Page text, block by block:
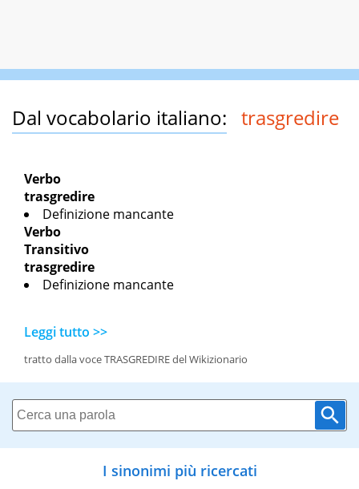
Dal vocabolario italiano: trasgredire
Verbo
trasgredire
Definizione mancante
Verbo
Transitivo
trasgredire
Definizione mancante
Leggi tutto >>
tratto dalla voce TRASGREDIRE del Wikizionario
I sinonimi più ricercati